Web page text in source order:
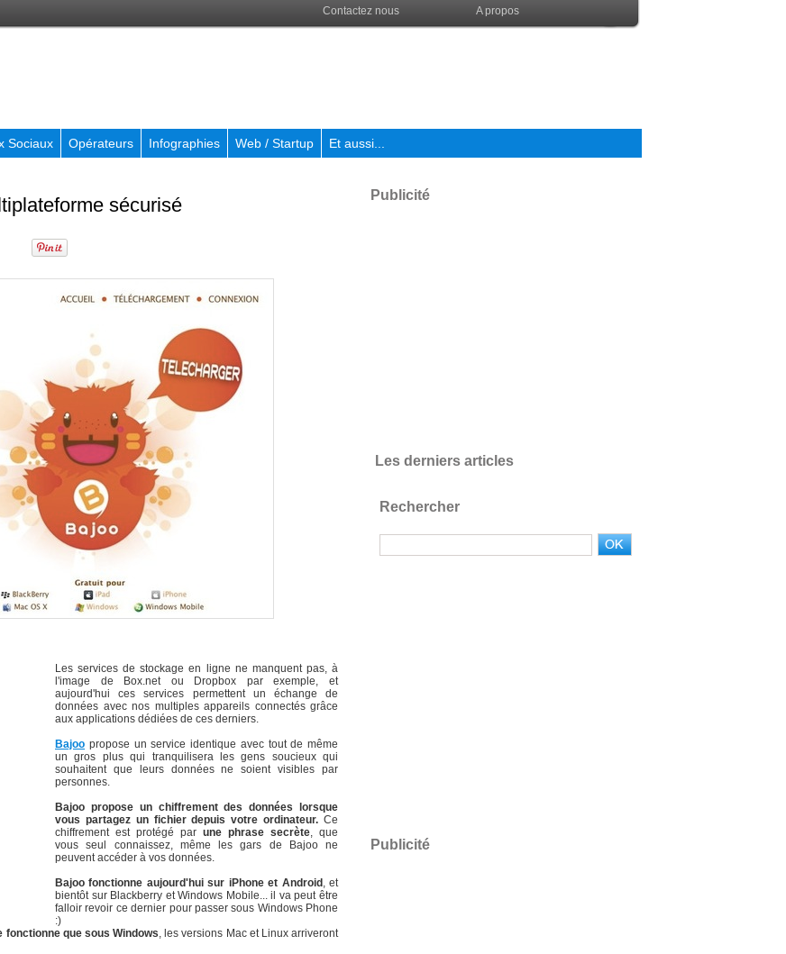
Contactez nous A propos
Sociaux Opérateurs Infographies Web / Startup Et aussi...
sécurisé
Les services de stockage en ligne ne manquent pas, à
l'image de Box.net ou Dropbox par exemple, et
aujourd'hui ces services permettent un échange de
données avec nos multiples appareils connectés grâce
aux applications dédiées de ces derniers.
Bajoo propose un service identique avec tout de même
un gros plus qui tranquilisera les gens soucieux qui
souhaitent que leurs données ne soient visibles par
personnes.
Bajoo propose un chiffrement des données lorsque
vous partagez un fichier depuis votre ordinateur. Ce
chiffrement est protégé par une phrase secrète, que
vous seul connaissez, même les gars de Bajoo ne
peuvent accéder à vos données.
Bajoo fonctionne aujourd'hui sur iPhone et Android , et
bientôt sur Blackberry et Windows Mobile... il va peut être
falloir revoir ce dernier pour passer sous Windows Phone
:)
fonctionne que sous Windows, les versions Mac et Linux arriveront
Publicité
Les derniers articles
Rechercher
Publicité